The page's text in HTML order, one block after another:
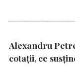
Alexandru
cotații, ce